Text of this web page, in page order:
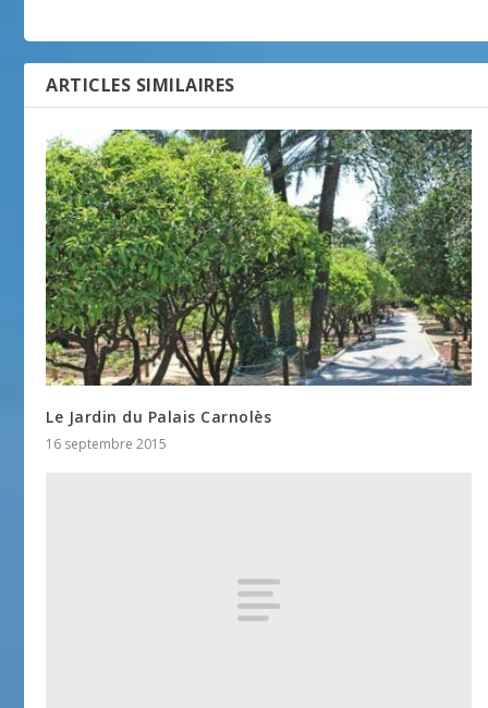
ARTICLES SIMILAIRES
Le Jardin du Palais Carnolès
16 septembre 2015